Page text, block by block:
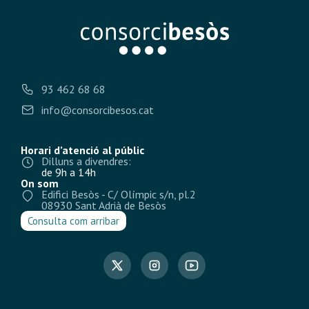
93 462 68 68
info@consorcibesos.cat
Horari d’atenció al públic
Dilluns a divendres:
de 9h a 14h
On som
Edifici Besòs - C/ Olímpic s/n, pl.2
08930 Sant Adrià de Besòs
Consulta com arribar